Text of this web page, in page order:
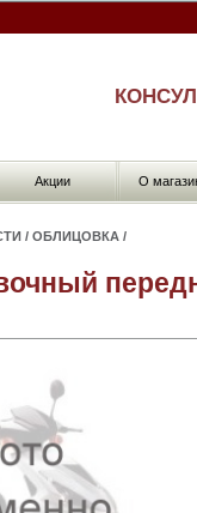
Акции О
/ ОБЛИЦОВКА /